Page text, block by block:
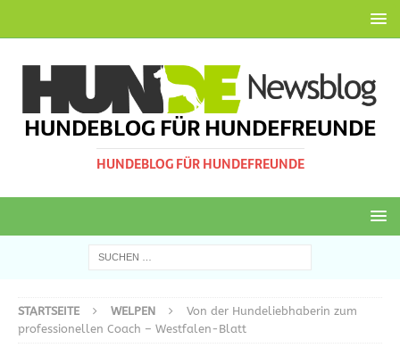
HUNDEBLOG FÜR HUNDEFREUNDE
HUNDEBLOG FÜR HUNDEFREUNDE
STARTSEITE WELPEN
Von der Hundeliebhaberin zum
professionellen Coach – Westfalen-Blatt